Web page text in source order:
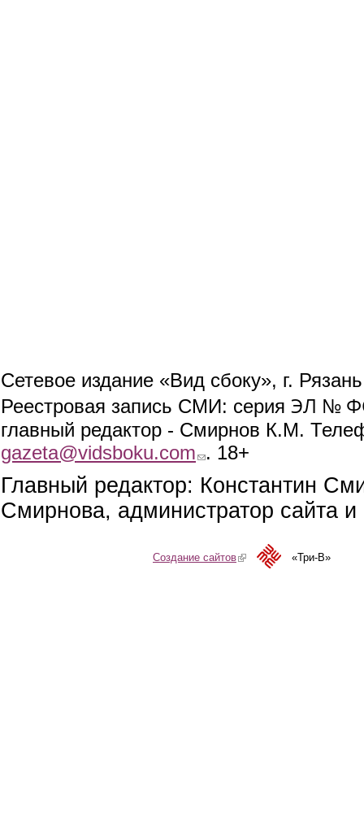
Сетевое издание «Вид сбоку», г.
Реестровая запись СМИ: серия ЭЛ №
главный редактор - Смирнов К.М.
gazeta@vidsboku.com (link sends e-mail)
. 18+
Главный редактор: Константин
Смирнова, администратор сайта
Создание сайтов(link is external)«Три-В»